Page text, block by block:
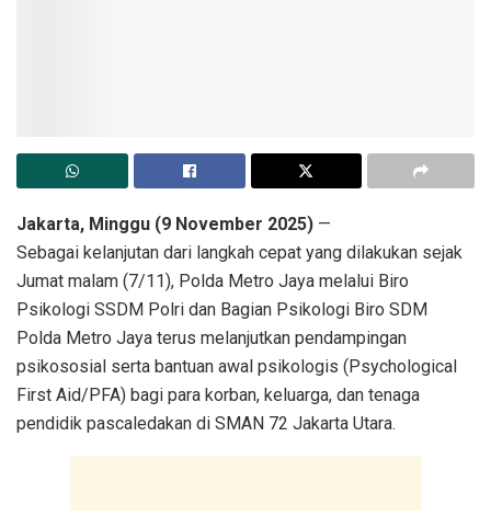
Jakarta, Minggu (9 November 2025) —
Sebagai kelanjutan dari langkah cepat yang dilakukan sejak
Jumat malam (7/11), Polda Metro Jaya melalui Biro
Psikologi SSDM Polri dan Bagian Psikologi Biro SDM
Polda Metro Jaya terus melanjutkan pendampingan
psikososial serta bantuan awal psikologis (Psychological
First Aid/PFA) bagi para korban, keluarga, dan tenaga
pendidik pascaledakan di SMAN 72 Jakarta Utara.